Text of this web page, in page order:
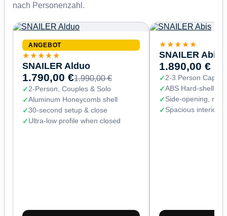
nach Personenzahl.
ANGEBOT
★★★★★
SNAILER Alduo
1.790,00 €1.990,00 €
2-Person, Couples & Solo
Aluminum Honeycomb shell
30-second setup & close
Ultra-low profile when closed
★★★★★
SNAILER Abis
1.890,00 €
2-3 Person
ABS Hard-shell
Side-opening,
Spacious interior